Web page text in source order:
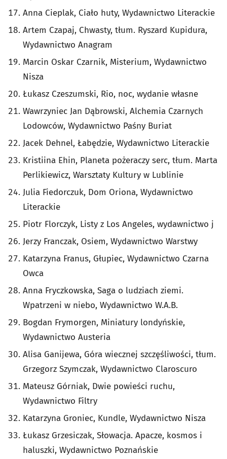
Anna Cieplak, Ciało huty, Wydawnictwo Literackie
Artem Czapaj, Chwasty, tłum. Ryszard Kupidura,
Wydawnictwo Anagram
Marcin Oskar Czarnik, Misterium, Wydawnictwo
Nisza
Łukasz Czeszumski, Rio, noc, wydanie własne
Wawrzyniec Jan Dąbrowski, Alchemia Czarnych
Lodowców, Wydawnictwo Paśny Buriat
Jacek Dehnel, Łabędzie, Wydawnictwo Literackie
Kristiina Ehin, Planeta pożeraczy serc, tłum. Marta
Perlikiewicz, Warsztaty Kultury w Lublinie
Julia Fiedorczuk, Dom Oriona, Wydawnictwo
Literackie
Piotr Florczyk, Listy z Los Angeles, wydawnictwo j
Jerzy Franczak, Osiem, Wydawnictwo Warstwy
Katarzyna Franus, Głupiec, Wydawnictwo Czarna
Owca
Anna Fryczkowska, Saga o ludziach ziemi.
Wpatrzeni w niebo, Wydawnictwo W.A.B.
Bogdan Frymorgen, Miniatury londyńskie,
Wydawnictwo Austeria
Alisa Ganijewa, Góra wiecznej szczęśliwości, tłum.
Grzegorz Szymczak, Wydawnictwo Claroscuro
Mateusz Górniak, Dwie powieści ruchu,
Wydawnictwo Filtry
Katarzyna Groniec, Kundle, Wydawnictwo Nisza
Łukasz Grzesiczak, Słowacja. Apacze, kosmos i
haluszki, Wydawnictwo Poznańskie